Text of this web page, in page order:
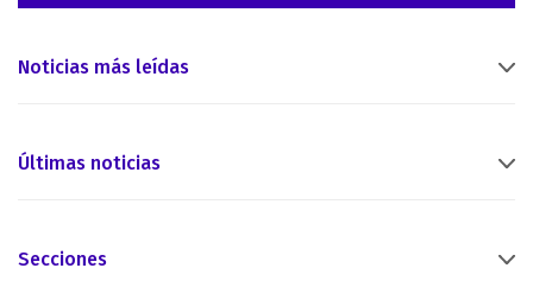
Noticias más leídas
Últimas noticias
Secciones